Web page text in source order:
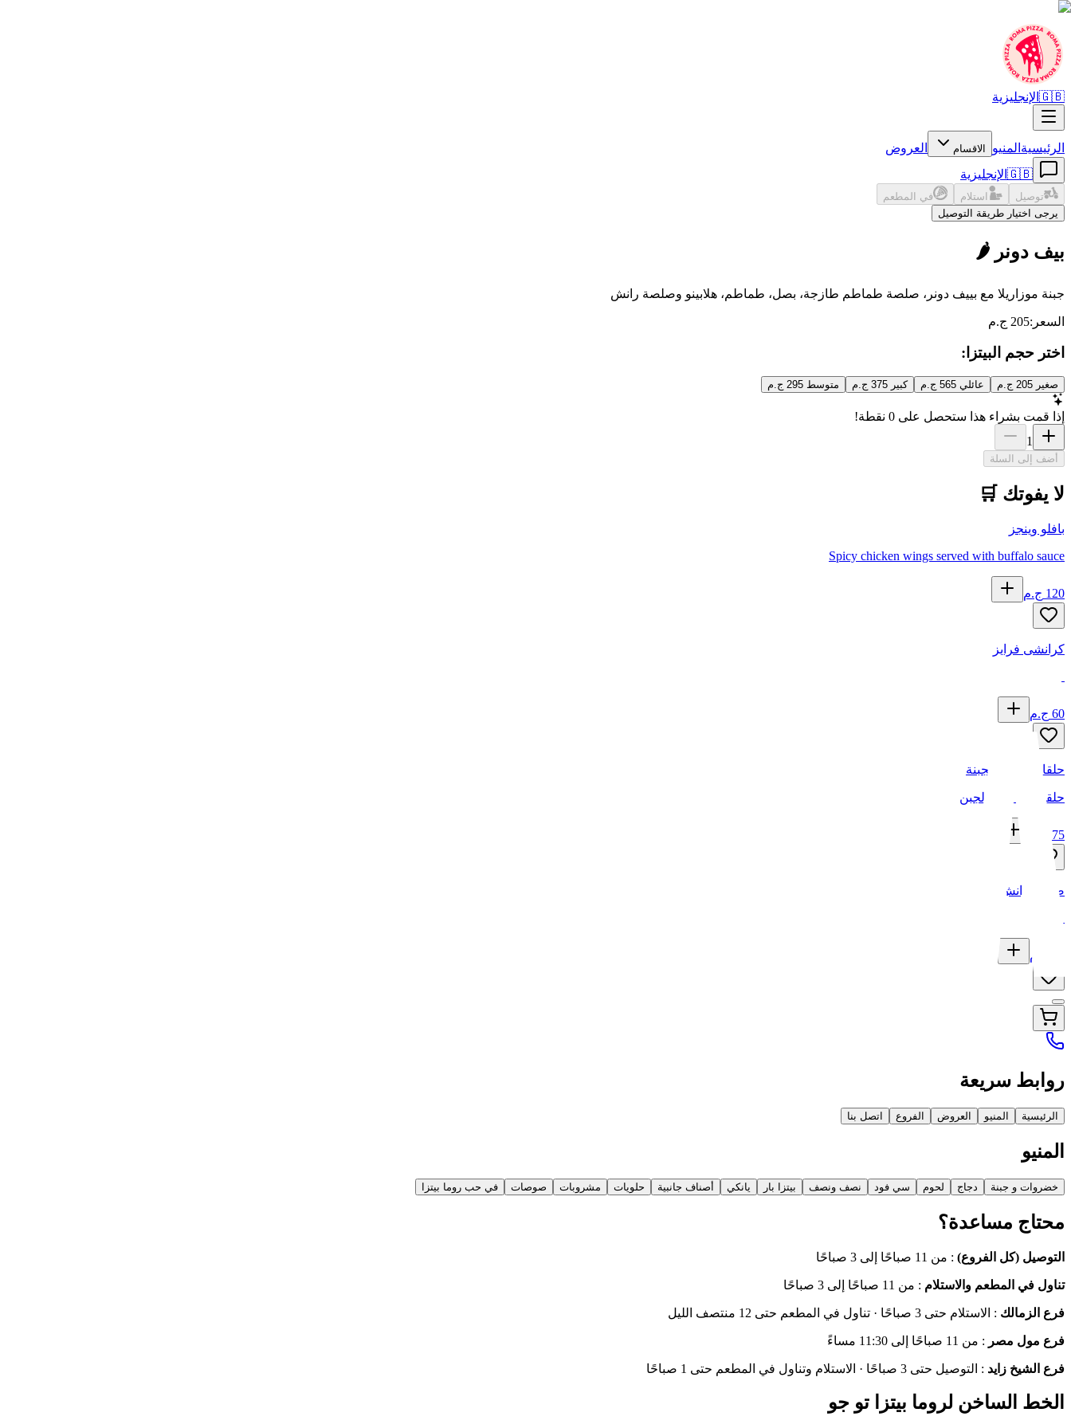
🇬🇧 الإنجليزية
الرئيسية المنيو الاقسام
العروض
🇬🇧 الإنجليزية
توصيل استلام
في المطعم
يرجى اختيار طريقة التوصيل
بيف دونر 🌶️
جبنة موزاريلا مع بييف دونر، صلصة طماطم طازجة، بصل، طماطم، هلابينو وصلصة رانش
السعر :205 ج.م
اختر حجم البيتزا:
صغير 205 ج.م عائلي 565 ج.م كبير 375 ج.م متوسط 295 ج.م
إذا قمت بشراء هذا ستحصل على 0 نقطة!
1
أضف إلى السلة
لا يفوتك 🛒
بافلو وينجز
Spicy chicken wings served with buffalo sauce
120 ج.م
كرانشى فرايز
60 ج.م
حلقات بصل بالجبنة
حلقات البصل بالجبن
75
صوص رانش
ج.م
روابط سريعة
الرئيسية المنيو العروض الفروع اتصل بنا
المنيو
خضروات و جبنة دجاج لحوم سي فود نصف ونصف بيتزا بار يانكي أصناف جانبية حلويات مشروبات صوصات في حب روما بيتزا
محتاج مساعدة؟
التوصيل (كل الفروع) : من 11 صباحًا إلى 3 صباحًا
تناول في المطعم والاستلام : من 11 صباحًا إلى 3 صباحًا
فرع الزمالك : الاستلام حتى 3 صباحًا · تناول في المطعم حتى 12 منتصف الليل
فرع مول مصر : من 11 صباحًا إلى 11:30 مساءً
فرع الشيخ زايد : التوصيل حتى 3 صباحًا · الاستلام وتناول في المطعم حتى 1 صباحًا
الخط الساخن لروما بيتزا تو جو